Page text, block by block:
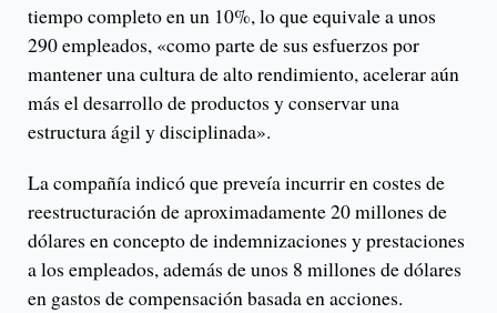
tiempo completo en un 10%, lo que equivale a unos
290 empleados, «como parte de sus esfuerzos por
mantener una cultura de alto rendimiento, acelerar aún
más el desarrollo de productos y conservar una
estructura ágil y disciplinada».
La compañía indicó que preveía incurrir en costes de
reestructuración de aproximadamente 20 millones de
dólares en concepto de indemnizaciones y prestaciones
a los empleados, además de unos 8 millones de dólares
en gastos de compensación basada en acciones.